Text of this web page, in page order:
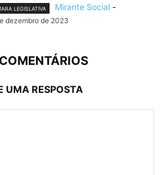
LEGISLATIVA Mirante Social -
dezembro de 2023
UMA RESPOSTA